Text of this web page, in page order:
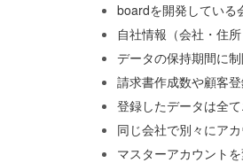
boardを開発している
自社情報（会社・住
データの保持期間に
請求書作成数や顧客
登録したデータは全
同じ会社で別々にア
マスターアカウント